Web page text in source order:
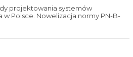
projektowania systemów
w Polsce. Nowelizacja normy PN-B-